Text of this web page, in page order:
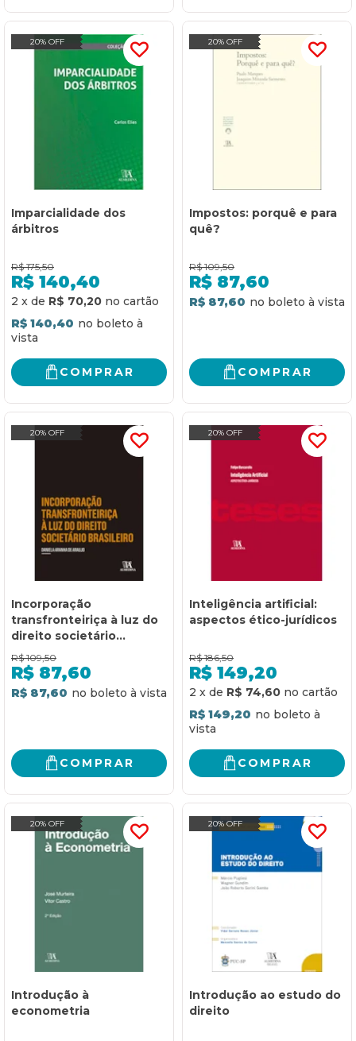
20% OFF
Imparcialidade dos
árbitros
R$ 175,50
R$ 140,40
2 x de R$ 70,20
R$ 140,40
COMPRAR
20% OFF
Impostos: porquê e para
quê?
R$ 109,50
R$ 87,60
R$ 87,60
COMPRAR
20% OFF
Incorporação
transfronteiriça à luz do
direito societário
brasileiro
R$ 109,50
R$ 87,60
R$ 87,60
COMPRAR
20% OFF
Inteligência artificial:
aspectos ético-jurídicos
R$ 186,50
R$ 149,20
2 x de R$ 74,60
R$ 149,20
COMPRAR
20% OFF
Introdução à
econometria
20% OFF
Introdução ao estudo do
direito